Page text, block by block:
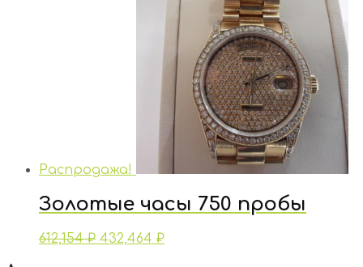
Распродажа!
Золотые часы 750 пробы
612,154₽ 432,464 ₽